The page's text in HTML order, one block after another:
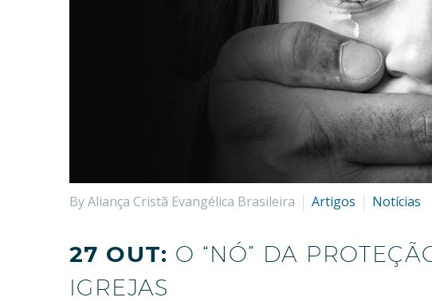
By Aliança Cristã Evangélica Brasileira Artigos Notícias
27 OUT: O “NÓ” DA
IGREJAS